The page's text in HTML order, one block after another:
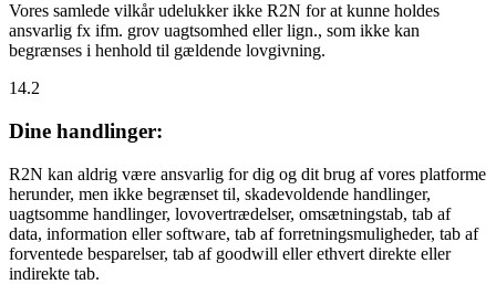
Vores samlede vilkår udelukker ikke R2N for at kunne holdes
ansvarlig fx ifm. grov uagtsomhed eller lign., som ikke kan
begrænses i henhold til gældende lovgivning.
14.2
Dine handlinger:
R2N kan aldrig være ansvarlig for dig og dit brug af vores platforme
herunder, men ikke begrænset til, skadevoldende handlinger,
uagtsomme handlinger, lovovertrædelser, omsætningstab, tab af
data, information eller software, tab af forretningsmuligheder, tab af
forventede besparelser, tab af goodwill eller ethvert direkte eller
indirekte tab.